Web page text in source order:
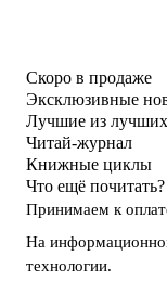
Скоро в продаже
Эксклюзивные
Лучшие из лучших
Читай-журнал
Книжные циклы
Что ещё почитать?
Принимаем к
На
технологии.